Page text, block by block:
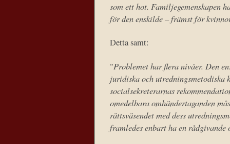
som ett hot. Familjegemenskapen
för den enskilde – främst för
Detta samt:
"Problemet har flera nivåer. Den
juridiska och utredningsmetodiska
socialsekreterarnas
omedelbara omhändertaganden
rättsväsendet med dess
framledes enbart ha en